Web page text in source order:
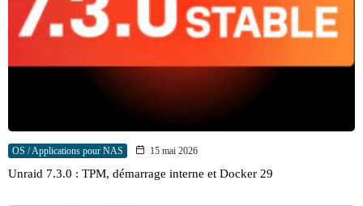
OS / Applications pour NAS 15 mai 2026
Unraid 7.3.0 : TPM, démarrage interne et Docker 29